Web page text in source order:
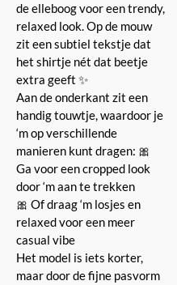
de elleboog voor een trendy,
relaxed look. Op de mouw
zit een subtiel tekstje dat
het shirtje nét dat beetje
extra geeft ✨
Aan de onderkant zit een
handig touwtje, waardoor je
‘m op verschillende
manieren kunt dragen: 🎀
Ga voor een cropped look
door ‘m aan te trekken
🎀 Of draag ‘m losjes en
relaxed voor een meer
casual vibe
Het model is iets korter,
maar door de fijne pasvorm